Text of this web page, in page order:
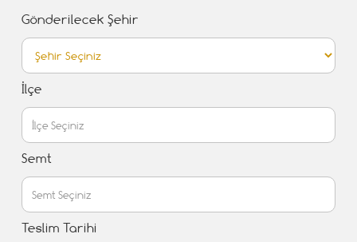
Gönderilecek Şehir
İlçe
Semt
Teslim Tarihi